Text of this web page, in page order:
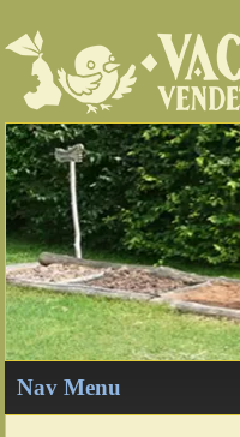
Nav Menu